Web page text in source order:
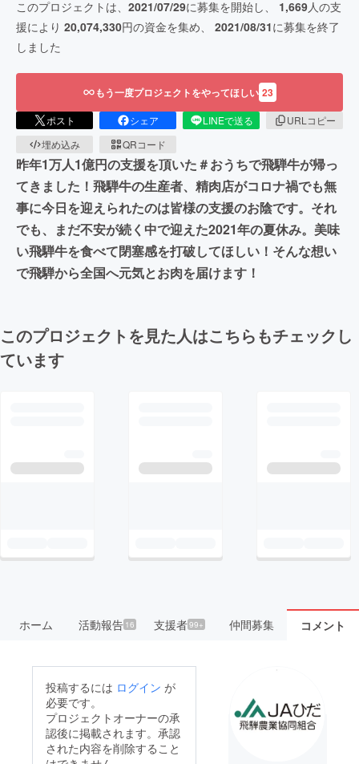
このプロジェクトは、 2021/07/29に募集を開始し、 1,669人の支
援により 20,074,330円の資金を集め、 2021/08/31に募集を終了
しました
もう一度プロジェクトをやってほしい 23
ポスト シェア LINEで送る
URLコピー
埋め込み
QRコード
昨年1万人1億円の支援を頂いた＃おうちで飛騨牛が帰っ
てきました！飛騨牛の生産者、精肉店がコロナ禍でも無
事に今日を迎えられたのは皆様の支援のお陰です。それ
でも、まだ不安が続く中で迎えた2021年の夏休み。美味
い飛騨牛を食べて閉塞感を打破してほしい！そんな想い
で飛騨から全国へ元気とお肉を届けます！
このプロジェクトを見た人はこちらもチェックし
ています
ホーム 活動報告16 支援者99+ 仲間募集 コメント
投稿するには ログイン が
必要です。
プロジェクトオーナーの承
認後に掲載されます。承認
された内容を削除すること